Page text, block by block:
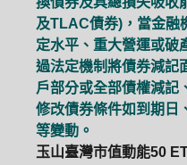
及TLAC債券)，當金融
定水平、重大營運或破
過法定機制將債券減記
戶部分或全部債權減記
修改債券條件如到期日
等變動。
玉山臺灣市值動能50